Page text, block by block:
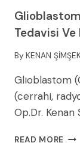
Tedavisi
By KENAN
Glioblastom
(cerrahi,
Op.Dr. Kenan
READ MORE